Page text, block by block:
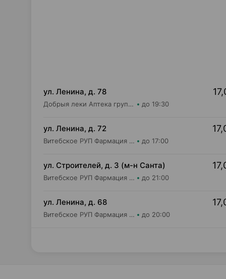
ул. Ленина, д. 78
Добрыя леки Аптека групп Север ЗАО Аптека №31 до 19:30
ул. Ленина, д. 72
Витебское РУП Фармация Аптека №328 до 17:00
ул. Строителей, д. 3 (м-н Санта)
Витебское РУП Фармация Аптека №405 до 21:00
ул. Ленина, д. 68
Витебское РУП Фармация Центральная районная аптека №16 до 20:00